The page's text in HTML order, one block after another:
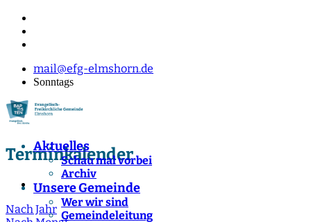
mail@efg-elmshorn.de
Sonntags
Aktuelles
Schau mal vorbei
Archiv
Unsere Gemeinde
Wer wir sind
Gemeindeleitung
Terminkalender
Nach Jahr